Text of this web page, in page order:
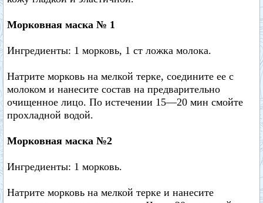
Морковная маска № 1
Ингредиенты: 1 морковь, 1 ст ложка молока.
Натрите морковь на мелкой терке, соедините ее с
молоком и нанесите состав на предварительно
очищенное лицо. По истечении 15—20 мин смойте
прохладной водой.
Морковная маска №2
Ингредиенты: 1 морковь.
Натрите морковь на мелкой терке и нанесите